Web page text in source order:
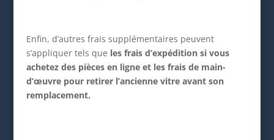
Enfin, d’autres frais supplémentaires peuvent
s’appliquer tels que les frais d’expédition si vous
achetez des pièces en ligne et les frais de main-
d’œuvre pour retirer l’ancienne vitre avant son
remplacement.